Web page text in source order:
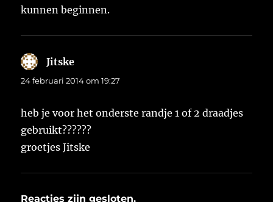
kunnen beginnen.
Jitske
24 februari 2014 om 19:27
heb je voor het onderste randje 1 of 2 draadjes
gebruikt??????
groetjes Jitske
Reacties zijn gesloten.